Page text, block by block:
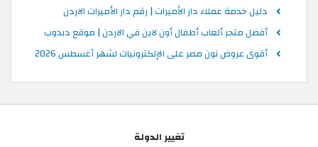
دليل خدمة عملاء دار الأميرات | رقم دار الأميرات الاردن
أفضل متجر ألعاب أطفال أون لاين في الاردن | موقع دبدوب
أقوى عروض نون مصر على الإلكترونيات لشهر أغسطس 2026
تغيير الدولة